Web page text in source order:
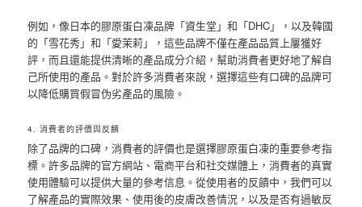
例如，像日本的膠原蛋白凍品牌「資生堂」和「DHC」，以及韓國
的「雪花秀」和「愛茉莉」，這些品牌不僅在產品品質上屢獲好
評，而且還能提供清晰的產品成分介紹，幫助消費者更好地了解自
己所使用的產品。對於許多消費者來說，選擇這些有口碑的品牌可
以降低購買假冒伪劣產品的風險。
4. 消費者的評價與反饋
除了品牌的口碑，消費者的評價也是選擇膠原蛋白凍的重要參考指
標。許多品牌的官方網站、電商平台和社交媒體上，消費者的真實
使用體驗可以提供大量的參考信息。從使用者的反饋中，我們可以
了解產品的實際效果、使用後的皮膚改善情況，以及是否有過敏反